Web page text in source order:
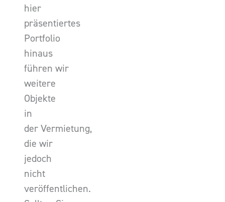
hier
präsentiertes
Portfolio
hinaus
führen wir
weitere
Objekte
in
der Vermietung,
die wir
jedoch
nicht
veröffentlichen.